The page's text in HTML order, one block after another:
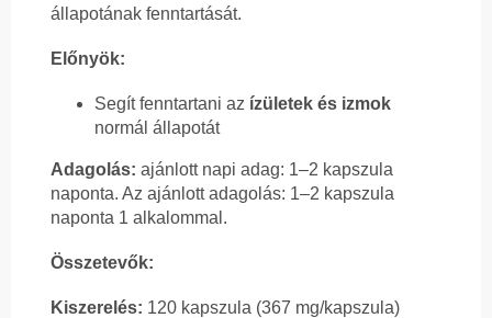
állapotának fenntartását.
Előnyök:
Segít fenntartani az ízületek és izmok
normál állapotát
Adagolás: ajánlott napi adag: 1–2 kapszula
naponta. Az ajánlott adagolás: 1–2 kapszula
naponta 1 alkalommal.
Összetevők:
Kiszerelés: 120 kapszula (367 mg/kapszula)